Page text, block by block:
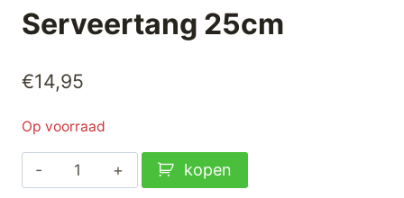
Serveertang 25cm
€14,95
Op voorraad
Cuisipro
RVS
kopen